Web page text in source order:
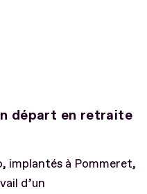
départ en retraite
implantés à Pommeret,
d’un